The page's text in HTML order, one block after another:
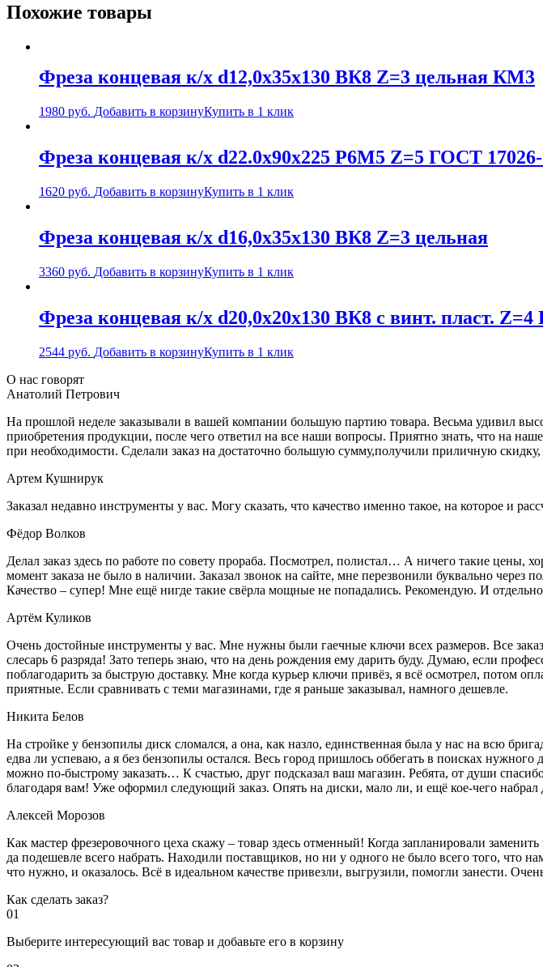
Похожие товары
Фреза концевая к/х d12,0х35х130 ВК8 Z=3 цельная КМ3
1980 руб. Добавить в корзинуКупить в 1 клик
Фреза концевая к/х d22.0х90х225 Р6М5 Z=5 ГОСТ
1620 руб. Добавить в корзинуКупить в 1 клик
Фреза концевая к/х d16,0х35х130 ВК8 Z=3 цельная
3360 руб. Добавить в корзинуКупить в 1 клик
Фреза концевая к/х d20,0х20х130 ВК8 с винт. пласт.
2544 руб. Добавить в корзинуКупить в 1 клик
О нас говорят
Анатолий Петрович
На прошлой неделе заказывали в вашей компании большую партию товара. Весьма удивил
приобретения продукции, после чего ответил на все наши вопросы. Приятно знать, что на
при необходимости. Сделали заказ на достаточно большую сумму,получили приличную
Артем Кушнирук
Заказал недавно инструменты у вас. Могу сказать, что качество именно такое, на которое и
Фёдор Волков
Делал заказ здесь по работе по совету прораба. Посмотрел, полистал… А ничего такие цены,
момент заказа не было в наличии. Заказал звонок на сайте, мне перезвонили буквально через
Качество – супер! Мне ещё нигде такие свёрла мощные не попадались. Рекомендую. И
Артём Куликов
Очень достойные инструменты у вас. Мне нужны были гаечные ключи всех размеров. Все
слесарь 6 разряда! Зато теперь знаю, что на день рождения ему дарить буду. Думаю, если
поблагодарить за быструю доставку. Мне когда курьер ключи привёз, я всё осмотрел, потом
приятные. Если сравнивать с теми магазинами, где я раньше заказывал, намного дешевле.
Никита Белов
На стройке у бензопилы диск сломался, а она, как назло, единственная была у нас на всю
едва ли успеваю, а я без бензопилы остался. Весь город пришлось оббегать в поисках
можно по-быстрому заказать… К счастью, друг подсказал ваш магазин. Ребята, от души
благодаря вам! Уже оформил следующий заказ. Опять на диски, мало ли, и ещё кое-чего набрал
Алексей Морозов
Как мастер фрезеровочного цеха скажу – товар здесь отменный! Когда запланировали
да подешевле всего набрать. Находили поставщиков, но ни у одного не было всего того, что
что нужно, и оказалось. Всё в идеальном качестве привезли, выгрузили, помогли занести.
Как сделать заказ?
01
Выберите интересующий вас товар и добавьте его в корзину